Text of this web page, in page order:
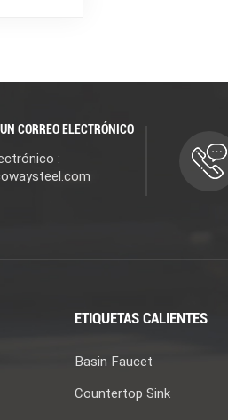
CORREO ELECTRÓNICO
:
ETIQUETAS CALIENTES
Basin Faucet
Countertop Sink